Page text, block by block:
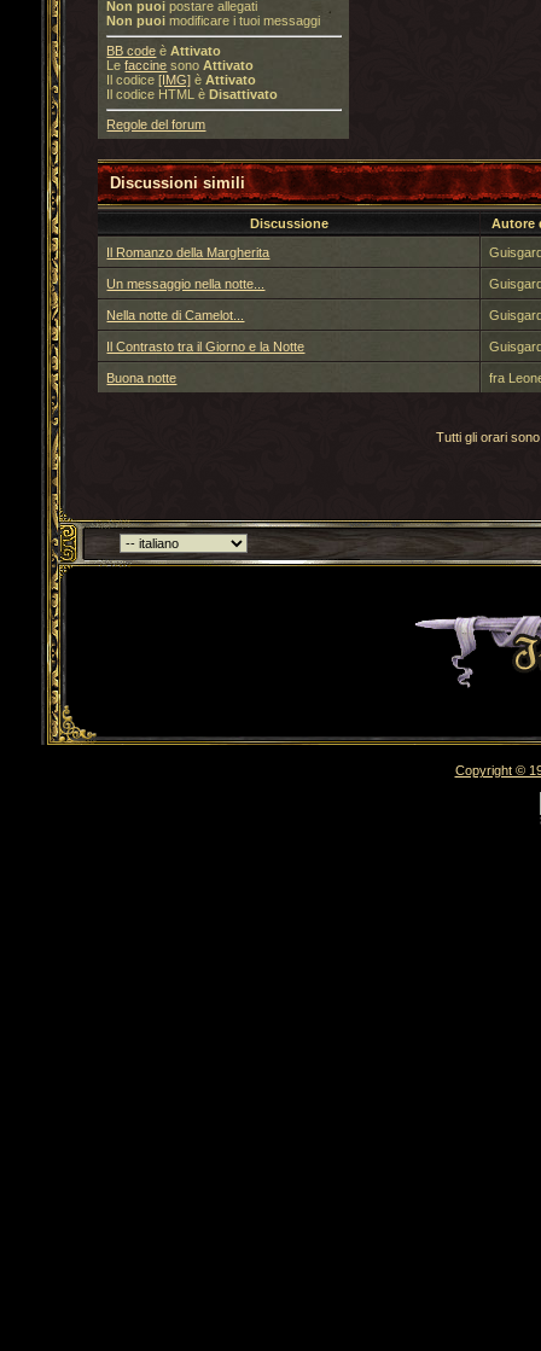
Non puoi postare allegati
Non puoi modificare i tuoi messaggi
BB code èAttivato
Lefaccine sonoAttivato
Il codice[IMG] èAttivato
Il codice HTML èDisattivato
Regole del forum
Discussioni simili
Discussione
Autore
Il Romanzo della Margherita
Un messaggio nella notte...
Nella notte di Camelot...
Il Contrasto tra il Giorno e la Notte
Buona notte fra
Tutti gli orari
Torna indietro
Copyright ©